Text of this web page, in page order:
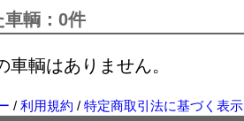
輌：0件
輌はありません。
/ 利用規約 / 特定商取引法に基づく表示